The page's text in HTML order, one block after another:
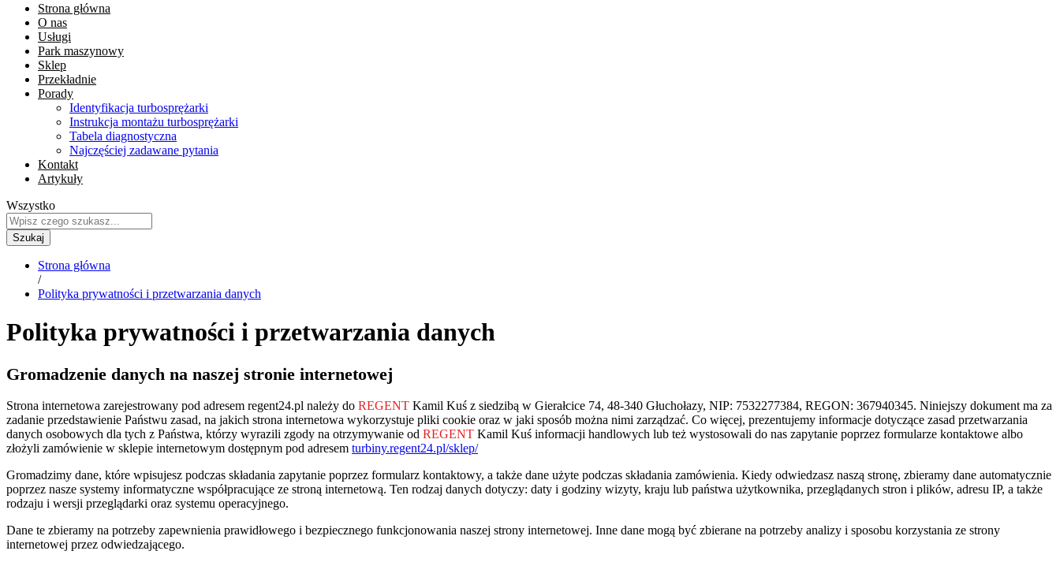
Strona główna
O nas
Usługi
Park maszynowy
Sklep
Przekładnie
Porady
Identyfikacja turbosprężarki
Instrukcja montażu turbosprężarki
Tabela diagnostyczna
Najczęściej zadawane pytania
Kontakt
Artykuły
Wszystko
Szukaj
Strona główna
/
Polityka prywatności i przetwarzania danych
Polityka prywatności i przetwarzania danych
Gromadzenie danych na naszej stronie internetowej
Strona internetowa zarejestrowany pod adresem regent24.pl należy do REGENT Kamil Kuś z siedzibą w Gierałcice 74, 48-340 Głuchołazy, NIP: 7532277384, REGON: 367940345. Niniejszy dokument ma za
zadanie przedstawienie Państwu zasad, na jakich strona internetowa wykorzystuje pliki cookie oraz w jaki sposób można nimi zarządzać. Co więcej, prezentujemy informacje dotyczące zasad przetwarzania
danych osobowych dla tych z Państwa, którzy wyrazili zgody na otrzymywanie od REGENT Kamil Kuś informacji handlowych lub też wystosowali do nas zapytanie poprzez formularze kontaktowe albo
złożyli zamówienie w sklepie internetowym dostępnym pod adresem turbiny.regent24.pl/sklep/
Gromadzimy dane, które wpisujesz podczas składania zapytanie poprzez formularz kontaktowy, a także dane użyte podczas składania zamówienia. Kiedy odwiedzasz naszą stronę, zbieramy dane automatycznie
poprzez nasze systemy informatyczne współpracujące ze stroną internetową. Ten rodzaj danych dotyczy: daty i godziny wizyty, kraju lub państwa użytkownika, przeglądanych stron i plików, adresu IP, a także
rodzaju i wersji przeglądarki oraz systemu operacyjnego.
Dane te zbieramy na potrzeby zapewnienia prawidłowego i bezpiecznego funkcjonowania naszej strony internetowej. Inne dane mogą być zbierane na potrzeby analizy i sposobu korzystania ze strony
internetowej przez odwiedzającego.